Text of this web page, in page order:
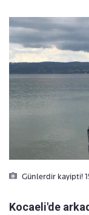
Günlerdir kayipti!
Kocaeli'de